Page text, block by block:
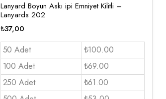
Lanyard Boyun Askı ipi Emniyet Kilitli –
Lanyards 202
₺37,00
50 Adet
₺100.00
100 Adet
₺69.00
250 Adet
₺61.00